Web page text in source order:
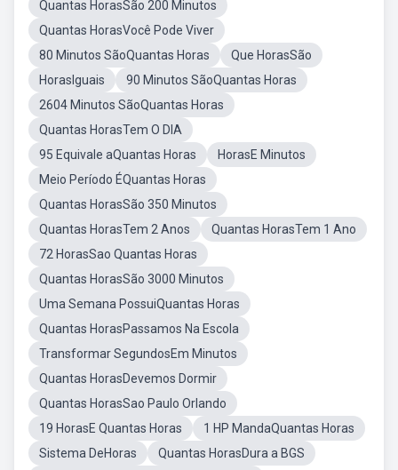
Quantas HorasSão 200 Minutos
Quantas HorasVocê Pode Viver
80 Minutos SãoQuantas Horas
Que HorasSão
HorasIguais
90 Minutos SãoQuantas Horas
2604 Minutos SãoQuantas Horas
Quantas HorasTem O DIA
95 Equivale aQuantas Horas
HorasE Minutos
Meio Período ÉQuantas Horas
Quantas HorasSão 350 Minutos
Quantas HorasTem 2 Anos
Quantas HorasTem 1 Ano
72 HorasSao Quantas Horas
Quantas HorasSão 3000 Minutos
Uma Semana PossuiQuantas Horas
Quantas HorasPassamos Na Escola
Transformar SegundosEm Minutos
Quantas HorasDevemos Dormir
Quantas HorasSao Paulo Orlando
19 HorasE Quantas Horas
1 HP MandaQuantas Horas
Sistema DeHoras
Quantas HorasDura a BGS